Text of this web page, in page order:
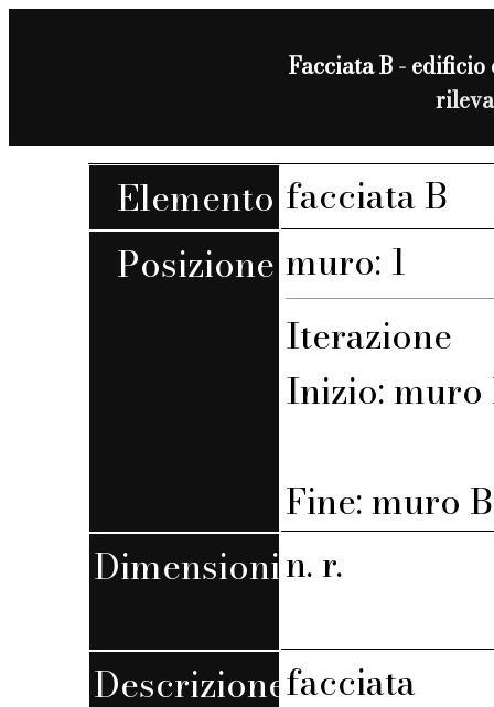
Facciata B -
Elemento facciata B
Posizione muro: 1
Iterazione
Inizio: muro
Fine: muro
Dimensionin. r.
Descrizionefacciata